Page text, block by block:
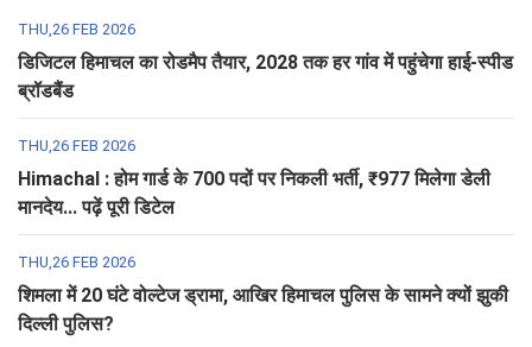
THU,26 FEB 2026
डिजिटल हिमाचल का रोडमैप तैयार, 2028 तक हर गांव में पहुंचेगा हाई-स्पीड
ब्रॉडबैंड
THU,26 FEB 2026
Himachal : होम गार्ड के 700 पदों पर निकली भर्ती, ₹977 मिलेगा डेली
मानदेय... पढ़ें पूरी डिटेल
THU,26 FEB 2026
शिमला में 20 घंटे वोल्टेज ड्रामा, आखिर हिमाचल पुलिस के सामने क्यों झुकी
दिल्ली पुलिस?